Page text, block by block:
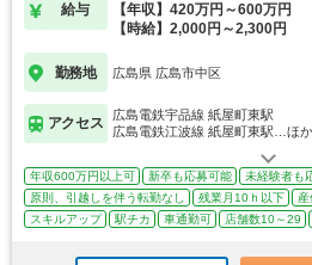
給与
【年収】420万円～600万円
【時給】2,000円～2,300円
勤務地 広島県 広島市中区
アクセス
広島電鉄宇品線 紙屋町東駅
広島電鉄江波線 紙屋町東駅…ほか
年収600万円以上可 新卒も応募可能
未経験者も
原則、引越しを伴う転勤なし
残業月10ｈ以下
スキルアップ
駅チカ 車通勤可 店舗数10～29